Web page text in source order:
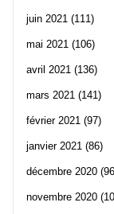
juin 2021 (111)
mai 2021 (106)
avril 2021 (136)
mars 2021 (141)
février 2021 (97)
janvier 2021 (86)
décembre 2020
novembre 2020